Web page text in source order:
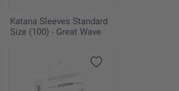
Katana Sleeves Standard
Size (100) - Great Wave